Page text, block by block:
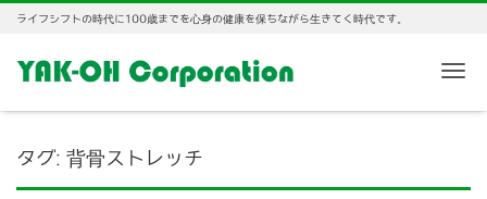
ライフシフトの時代に100歳までを心身の健康を保ちながら生きてく時代です。
タグ: 背骨ストレッチ